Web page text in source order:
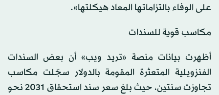
على الوفاء بالتزاماتها المعاد هيكلتها».
مكاسب قوية للسندات
أظهرت بيانات منصة «تريد ويب» أن بعض السندات
الفنزويلية المتعثرة المقومة بالدولار سجّلت مكاسب
تجاوزت سنتين، حيث بلغ سعر سند استحقاق 2031 نحو